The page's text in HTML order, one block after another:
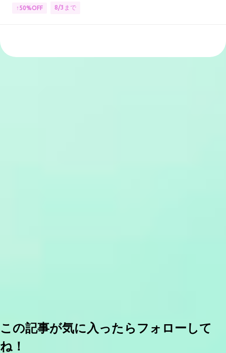
↑50%OFF 8/3まで
この記事が気に入ったらフォローして
ね！